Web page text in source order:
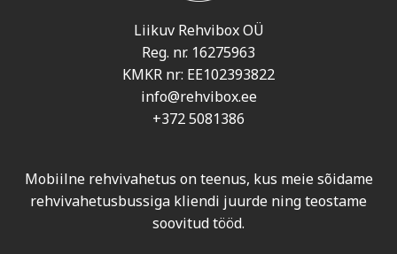
Liikuv Rehvibox OÜ
Reg. nr. 16275963
KMKR nr: EE102393822
info@rehvibox.ee
+372 5081386
Mobiilne rehvivahetus on teenus, kus meie sõidame
rehvivahetusbussiga kliendi juurde ning teostame
soovitud tööd.